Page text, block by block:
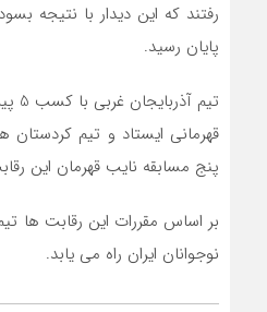
رفتند که این دیدار با نتیجه
پایان رسید.
قهرمانی ایستاد و تیم
پنج مسابقه نایب قهرمان این
بر اساس مقررات این رقابت ها
نوجوانان ایران راه می یابد.